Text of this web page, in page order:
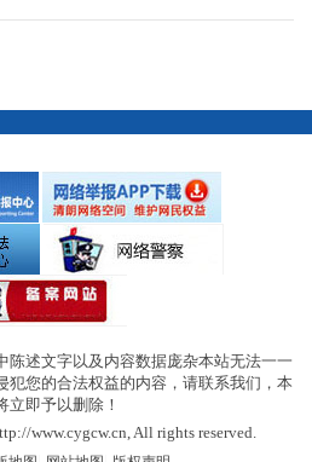
陈述文字以及内容数据庞杂本站无法一一
犯您的合法权益的内容，请联系我们，本
立即予以删除！
www.cygcw.cn, All rights reserved.